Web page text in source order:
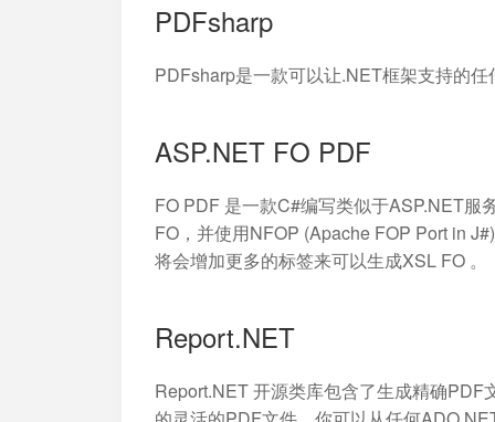
PDFsharp
PDFsharp是一款可以让.NET框架支持的
ASP.NET FO PDF
FO PDF 是一款C#编写类似于ASP.NET服
FO，并使用NFOP (Apache FOP Port in
将会增加更多的标签来可以生成XSL FO 。
Report.NET
Report.NET 开源类库包含了生成精确